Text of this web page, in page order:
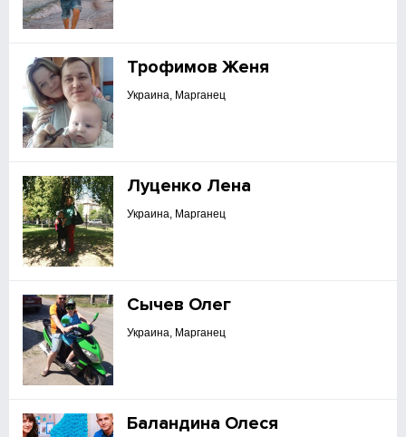
Трофимов Женя
Украина, Марганец
Луценко Лена
Украина, Марганец
Сычев Олег
Украина, Марганец
Баландина Олеся